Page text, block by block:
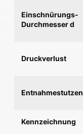
Einschnürungs-
Durchmesser d
Druckverlust
Entnahmestutzen
Kennzeichnung